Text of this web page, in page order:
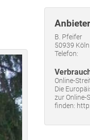
Anbieter
B. Pfeifer
50939 Köln
Telefon:
Online-
Die
zur Online-
finden: